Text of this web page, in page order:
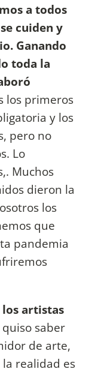
a todos
cuiden y
Ganando
toda la
los primeros
y los
pero no
Lo
Muchos
dieron la
los
que
pandemia
artistas
quiso saber
de arte,
realidad es